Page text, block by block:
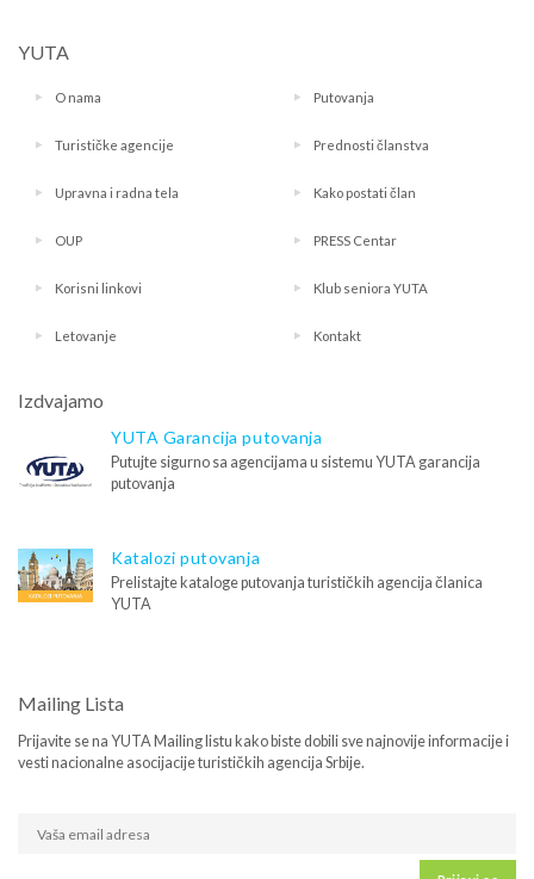
YUTA
O nama Putovanja
Turističke agencije Prednosti članstva
Upravna i radna tela Kako postati član
OUP PRESS Centar
Korisni linkovi Klub seniora YUTA
Letovanje Kontakt
Izdvajamo
YUTA Garancija putovanja
Putujte sigurno sa agencijama u sistemu YUTA garancija
putovanja
Katalozi putovanja
Prelistajte kataloge putovanja turističkih agencija članica
YUTA
Mailing Lista
Prijavite se na YUTA Mailing listu kako biste dobili sve najnovije informacije i
vesti nacionalne asocijacije turističkih agencija Srbije.